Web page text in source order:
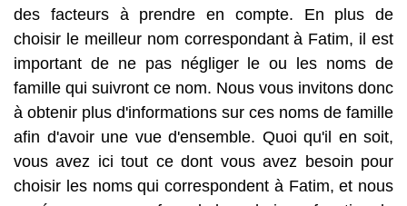
des facteurs à prendre en compte. En plus de
choisir le meilleur nom correspondant à Fatim, il est
important de ne pas négliger le ou les noms de
famille qui suivront ce nom. Nous vous invitons donc
à obtenir plus d'informations sur ces noms de famille
afin d'avoir une vue d'ensemble. Quoi qu'il en soit,
vous avez ici tout ce dont vous avez besoin pour
choisir les noms qui correspondent à Fatim, et nous